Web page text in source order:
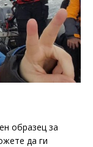
образец за
да ги